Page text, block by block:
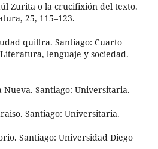
Zurita o la crucifixión del texto.
25, 115–123.
quiltra. Santiago: Cuarto
lenguaje y sociedad.
Nueva. Santiago: Universitaria.
Santiago: Universitaria.
Santiago: Universidad Diego